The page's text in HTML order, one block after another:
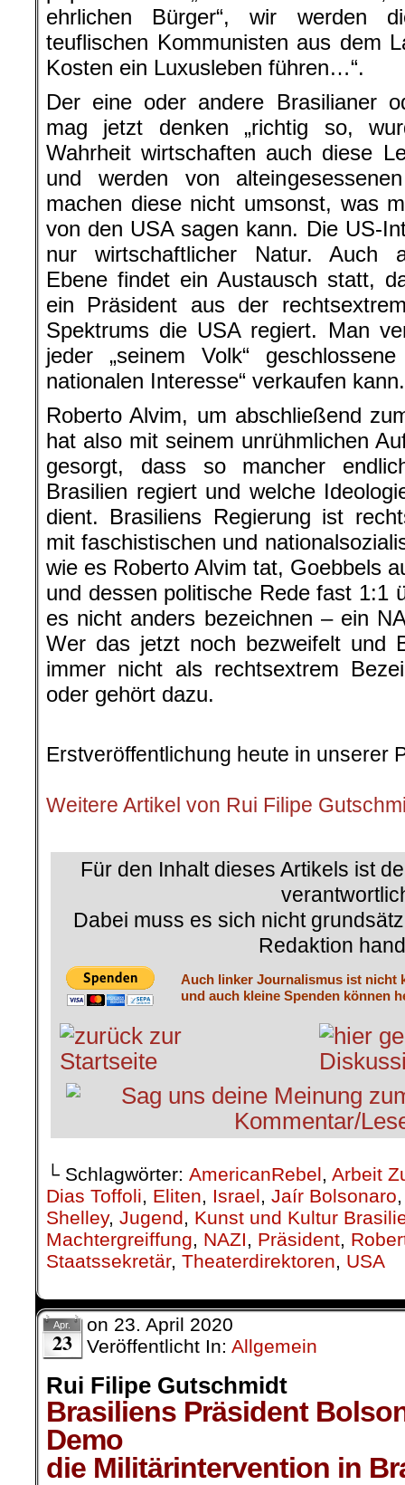
ehrlichen Bürger“, wir werden
teuflischen Kommunisten aus dem
Kosten ein Luxusleben führen…“.
Der eine oder andere Brasilianer
mag jetzt denken „richtig so,
Wahrheit wirtschaften auch diese
und werden von
machen diese nicht umsonst, was
von den USA sagen kann. Die US-
nur wirtschaftlicher Natur. Auch
Ebene findet ein Austausch statt,
ein Präsident aus der
Spektrums die USA regiert. Man
jeder „seinem Volk“
nationalen Interesse“ verkaufen kann.
Roberto Alvim, um abschließend
hat also mit seinem unrühmlichen
gesorgt, dass so mancher
Brasilien regiert und welche
dient. Brasiliens Regierung ist
mit faschistischen und
wie es Roberto Alvim tat, Goebbels
und dessen politische Rede fast 1:1
es nicht anders bezeichnen – ein
Wer das jetzt noch bezweifelt und
immer nicht als rechtsextrem
oder gehört dazu.
Erstveröffentlichung heute in unserer
Weitere Artikel von Rui Filipe
Für den Inhalt dieses Artikels ist
Dabei muss es sich nicht
Redaktion
Auch linker Journalismus ist nicht
und auch kleine Spenden können
└ Schlagwörter: AmericanRebel, Arbeit
Dias Toffoli, Eliten, Israel, Jaír Bolsonaro
Shelley, Jugend, Kunst und Kultur
Machtergreiffung, NAZI, Präsident,
Staatssekretär, Theaterdirektoren, USA
Apr.
23
on 23. April 2020
Veröffentlicht In: Allgemein
Rui Filipe Gutschmidt
Brasiliens Präsident
Demo
die Militärintervention in